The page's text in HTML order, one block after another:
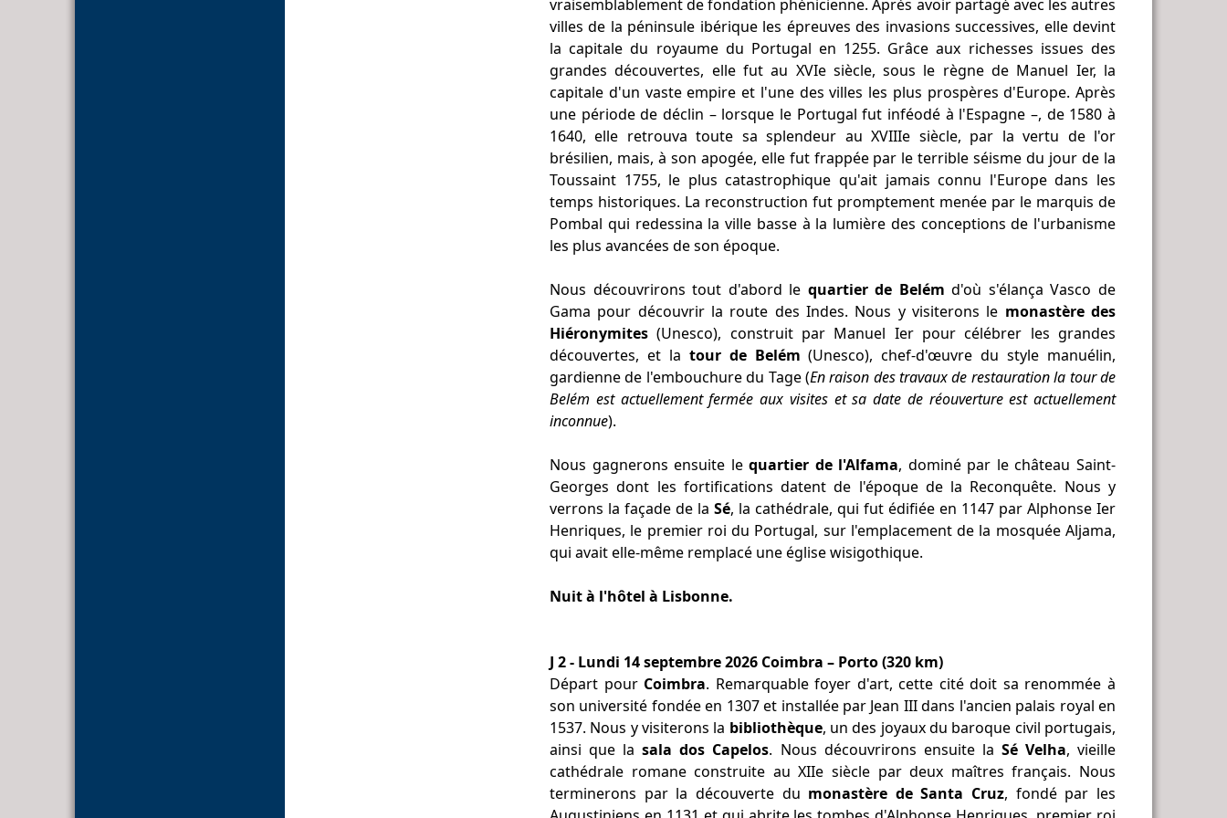
vraisemblablement de fondation phénicienne. Après avoir partagé avec les autres
villes de la péninsule ibérique les épreuves des invasions successives, elle devint
la capitale du royaume du Portugal en 1255. Grâce aux richesses issues des
grandes découvertes, elle fut au XVIe siècle, sous le règne de Manuel Ier, la
capitale d'un vaste empire et l'une des villes les plus prospères d'Europe. Après
une période de déclin – lorsque le Portugal fut inféodé à l'Espagne –, de 1580 à
1640, elle retrouva toute sa splendeur au XVIIIe siècle, par la vertu de l'or
brésilien, mais, à son apogée, elle fut frappée par le terrible séisme du jour de la
Toussaint 1755, le plus catastrophique qu'ait jamais connu l'Europe dans les
temps historiques. La reconstruction fut promptement menée par le marquis de
Pombal qui redessina la ville basse à la lumière des conceptions de l'urbanisme
les plus avancées de son époque.
Nous découvrirons tout d'abord le quartier de Belém d'où s'élança Vasco de
Gama pour découvrir la route des Indes. Nous y visiterons le monastère des
Hiéronymites (Unesco), construit par Manuel Ier pour célébrer les grandes
découvertes, et la tour de Belém (Unesco), chef-d'œuvre du style manuélin,
gardienne de l'embouchure du Tage (En raison des travaux de restauration la tour de
Belém est actuellement fermée aux visites et sa date de réouverture est actuellement
inconnue).
Nous gagnerons ensuite lequartier de l'Alfama, dominé par le château Saint-
Georges dont les fortifications datent de l'époque de la Reconquête. Nous y
verrons la façade de la Sé, la cathédrale, qui fut édifiée en 1147 par Alphonse Ier
Henriques, le premier roi du Portugal, sur l'emplacement de la mosquée Aljama,
qui avait elle-même remplacé une église wisigothique.
Nuit à l'hôtel à Lisbonne.
J 2 - Lundi 14 septembre 2026 Coimbra – Porto (320 km)
Départ pour Coimbra. Remarquable foyer d'art, cette cité doit sa renommée à
son université fondée en 1307 et installée par Jean III dans l'ancien palais royal en
1537. Nous y visiterons la bibliothèque, un des joyaux du baroque civil portugais,
ainsi que lasala dos Capelos. Nous découvrirons ensuite la Sé Velha, vieille
cathédrale romane construite au XIIe siècle par deux maîtres français. Nous
terminerons par la découverte du monastère de Santa Cruz, fondé par les